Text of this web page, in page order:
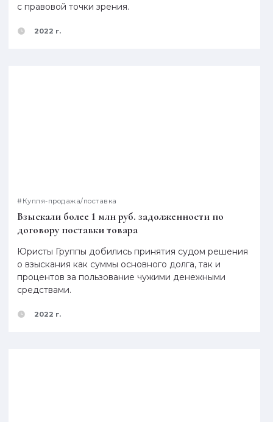
с правовой точки зрения.
2022 г.
#Купля-продажа/поставка
Взыскали более 1 млн руб. задолженности по
договору поставки товара
Юристы Группы добились принятия судом решения
о взыскания как суммы основного долга, так и
процентов за пользование чужими денежными
средствами.
2022 г.